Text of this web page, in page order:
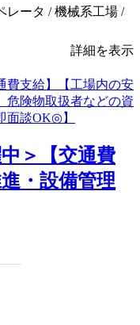
レータ / 機械系工場 /
詳細を表示
＞【交通費
・設備管理